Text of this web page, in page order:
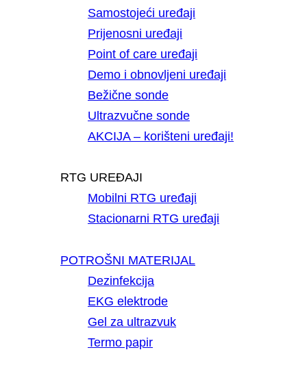
Samostojeći uređaji
Prijenosni uređaji
Point of care uređaji
Demo i obnovljeni uređaji
Bežične sonde
Ultrazvučne sonde
AKCIJA – korišteni uređaji!
RTG UREĐAJI
Mobilni RTG uređaji
Stacionarni RTG uređaji
POTROŠNI MATERIJAL
Dezinfekcija
EKG elektrode
Gel za ultrazvuk
Termo papir